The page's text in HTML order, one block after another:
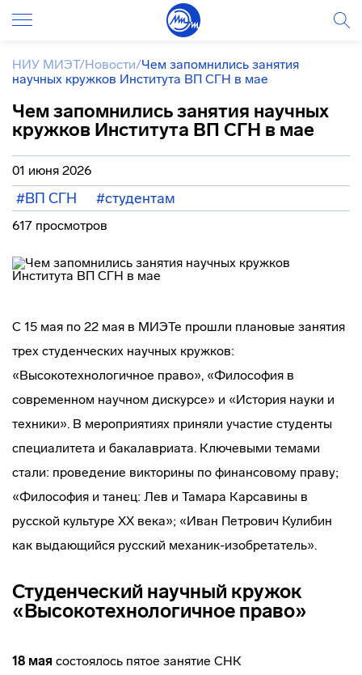
НИУ МИЭТ/Новости/Чем запомнились занятия
научных кружков Института ВП СГН в мае
Чем запомнились занятия научных
кружков Института ВП СГН в мае
01 июня 2026
#ВП СГН #студентам
617 просмотров
С 15 мая по 22 мая в МИЭТе прошли плановые занятия
трех студенческих научных кружков:
«Высокотехнологичное право», «Философия в
современном научном дискурсе» и «История науки и
техники». В мероприятиях приняли участие студенты
специалитета и бакалавриата. Ключевыми темами
стали: проведение викторины по финансовому праву;
«Философия и танец: Лев и Тамара Карсавины в
русской культуре ХХ века»; «Иван Петрович Кулибин
как выдающийся русский механик-изобретатель».
Студенческий научный кружок
«Высокотехнологичное право»
18 мая состоялось пятое занятие СНК